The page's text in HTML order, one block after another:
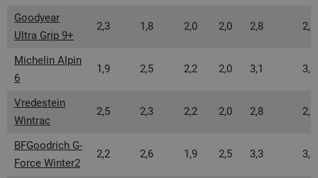
Goodyear
Ultra Grip 9+
2,3 1,8 2,0 2,0 2,8 2,8
Michelin Alpin
6
1,9 2,5 2,2 2,0 3,1 3,1
Vredestein
Wintrac
2,5 2,3 2,2 2,0 2,8 2,8
BFGoodrich G-
Force Winter2
2,2 2,6 1,9 2,5 3,3 3,3